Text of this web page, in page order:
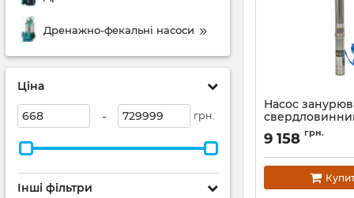
Дренажно-фекальні насоси
Ціна
- грн.
Інші фільтри
Насос
відцентровий
піску Vitals
3048-1.0r
Артикул:
9 158 грн.